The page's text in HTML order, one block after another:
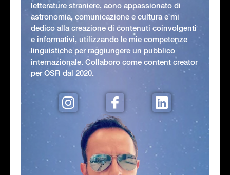
letterature straniere, aono appassionato di
astronomia, comunicazione e cultura e mi
dedico alla creazione di contenuti coinvolgenti
e informativi, utilizzando le mie competenze
linguistiche per raggiungere un pubblico
internazionale. Collaboro come content creator
per OSR dal 2020.